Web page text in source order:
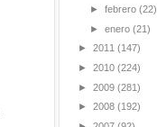
► febrero (22)
► enero (21)
► 2011 (147)
► 2010 (224)
► 2009 (281)
► 2008 (192)